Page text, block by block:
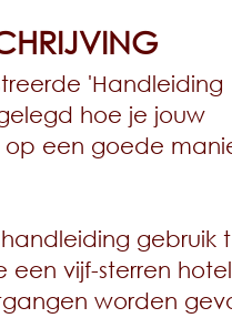
'Handleiding
hoe je jouw
een goede
gebruik
een vijf-sterren hotel
worden